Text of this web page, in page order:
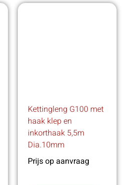
Kettingleng G100 met
haak klep en
inkorthaak 5,5m
Dia.10mm
Prijs op aanvraag